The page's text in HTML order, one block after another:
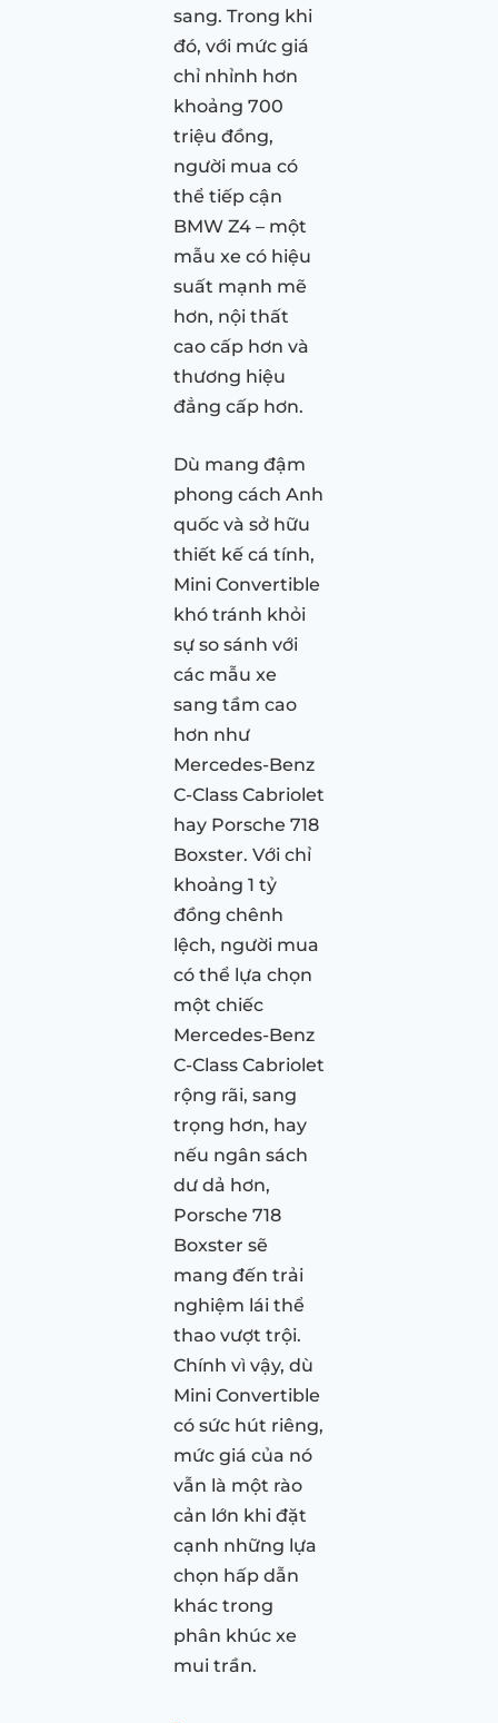
sang. Trong khi
đó, với mức giá
chỉ nhỉnh hơn
khoảng 700
triệu đồng,
người mua có
thể tiếp cận
BMW Z4 – một
mẫu xe có hiệu
suất mạnh mẽ
hơn, nội thất
cao cấp hơn và
thương hiệu
đẳng cấp hơn.
Dù mang đậm
phong cách Anh
quốc và sở hữu
thiết kế cá tính,
Mini Convertible
khó tránh khỏi
sự so sánh với
các mẫu xe
sang tầm cao
hơn như
Mercedes-Benz
C-Class Cabriolet
hay Porsche 718
Boxster. Với chỉ
khoảng 1 tỷ
đồng chênh
lệch, người mua
có thể lựa chọn
một chiếc
Mercedes-Benz
C-Class Cabriolet
rộng rãi, sang
trọng hơn, hay
nếu ngân sách
dư dả hơn,
Porsche 718
Boxster sẽ
mang đến trải
nghiệm lái thể
thao vượt trội.
Chính vì vậy, dù
Mini Convertible
có sức hút riêng,
mức giá của nó
vẫn là một rào
cản lớn khi đặt
cạnh những lựa
chọn hấp dẫn
khác trong
phân khúc xe
mui trần.